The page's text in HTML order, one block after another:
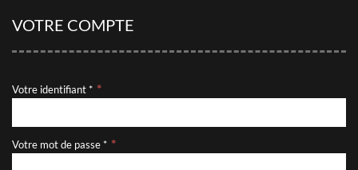
TROUVER MON INTERLOCUTEUR
VOTRE COMPTE
Votre identifiant *
Votre mot de passe *